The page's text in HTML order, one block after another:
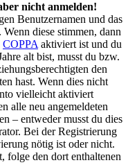
nicht anmelden!
Benutzernamen und das
diese stimmen, dann
COPPA aktiviert ist und du
alt bist, musst du bzw.
den
hast. Wenn dies nicht
vielleicht aktiviert
alle neu angemeldeten
– entweder musst du dies
Bei der Registrierung
nötig ist oder nicht.
folge den dort enthaltenen